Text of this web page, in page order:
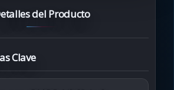
del Producto
Clave